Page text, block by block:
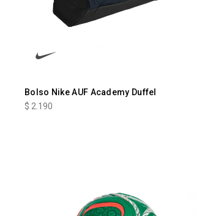
Bolso Nike AUF Academy Duffel
$ 2.190